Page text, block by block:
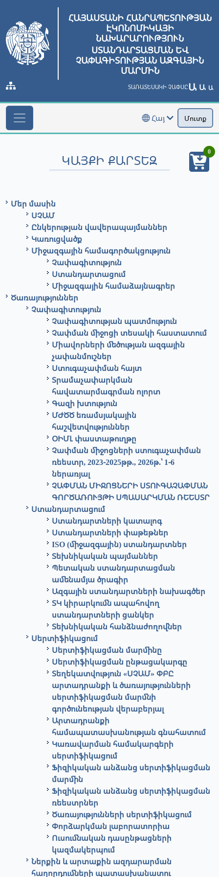
ՀԱՅԱՍՏԱՆԻ ՀԱՆՐԱՊԵՏՈՒԹՅԱՆ
ԷԿՈՆՈՄԻԿԱՅԻ
ՆԱԽԱՐԱՐՈՒԹՅՈՒՆ
ՍՏԱՆԴԱՐՏԱՑՄԱՆ ԵՎ
ՉԱՓԱԳԻՏՈՒԹՅԱՆ ԱԶԳԱՅԻՆ
ՄԱՐՄԻՆ
ՏԱՌԱՏԵՍԱԿԻ ՉԱՓՍԸԱ Ա Ա
Հայ Մուտք
ԿԱՅՔԻ ՔԱՐՏԵԶ
Մեր մասին
ՍՉԱՄ
Ընկերության վավերապայմաններ
Կառուցվածք
Միջազգային համագործակցություն
Չափագիտություն
Ստանդարտացում
Միջազգային համաձայնագրեր
Ծառայություններ
Չափագիտություն
Չափագիտության պատմություն
Չափման միջոցի տեսակի հաստատում
Միավորների մեծության ազգային
չափանմուշներ
Ստուգաչափման հայտ
Տրամաչափարկման
հավատարմագրման ոլորտ
Գազի խտություն
ՄԺԾԾ եռամսյակային
հաշվետվություններ
ՕԻՄԼ փաստաթուղթը
Չափման միջոցների ստուգաչափման
ռեեստր, 2023-2025թթ., 2026թ.՝ 1-6
ներառյալ
ՉԱՓՄԱՆ ՄԻՋՈՑՆԵՐԻ ՍՏՈՒԳԱՉԱՓՄԱՆ
ԳՈՐԾԱՌՈՒՅԹԻ ՍՊԱՍԱՐԿՄԱՆ ՌԵԵՍՏՐ
Ստանդարտացում
Ստանդարտների կատալոգ
Ստանդարտների փաթեթներ
ISO (միջազգային) ստանդարտներ
Տեխնիկական պայմաններ
Պետական ստանդարտացման
ամենամյա ծրագիր
Ազգային ստանդարտների նախագծեր
ՏԿ կիրարկումն ապահովող
ստանդարտների ցանկեր
Տեխնիկական հանձնաժողովներ
Սերտիֆիկացում
Սերտիֆիկացման մարմինը
Սերտիֆիկացման ընթացակարգը
Տեղեկատվություն «ՍՉԱՄ» ՓԲԸ
արտադրանքի և ծառայությունների
սերտիֆիկացման մարմնի
գործունեության վերաբերյալ
Արտադրանքի
համապատասխանության գնահատում
Կառավարման համակարգերի
սերտիֆիկացում
Ֆիզիկական անձանց սերտիֆիկացման
մարմին
Ֆիզիկական անձանց սերտիֆիկացման
ռեեստրներ
Ծառայությունների սերտիֆիկացում
Փորձարկման լաբորատորիա
Ուսումնական դասընթացների
կազմակերպում
Ներքին և արտաքին ազդարարման
հաղորդումների պատասխանատու
0